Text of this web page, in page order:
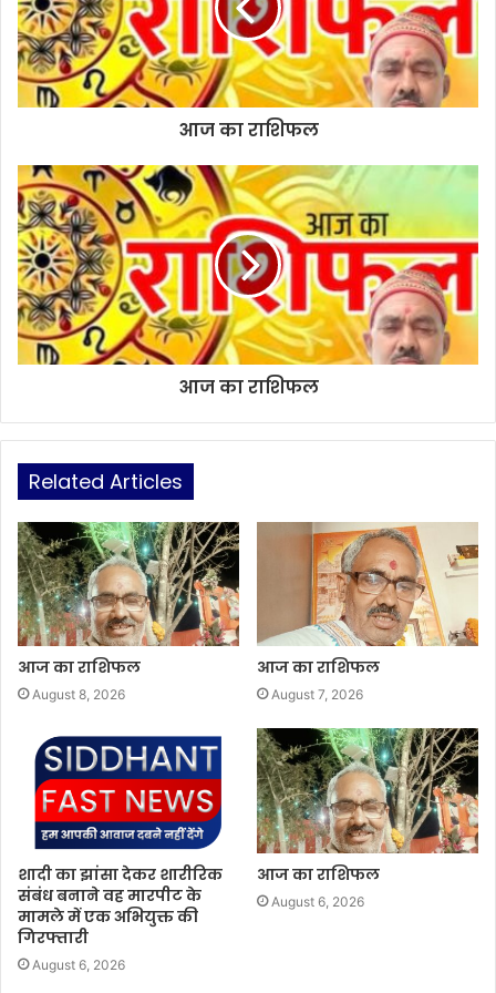
आज का राशिफल
आज का राशिफल
Related Articles
आज का राशिफल
August 8, 2026
आज का राशिफल
August 7, 2026
शादी का झांसा देकर शारीरिक
संबंध बनाने वह मारपीट के
मामले में एक अभियुक्त की
गिरफ्तारी
August 6, 2026
आज का राशिफल
August 6, 2026